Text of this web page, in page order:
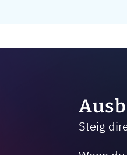
Steig